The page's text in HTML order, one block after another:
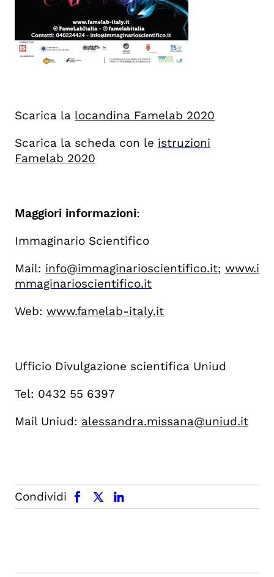
Scarica la locandina Famelab 2020
Scarica la scheda con le istruzioni
Famelab 2020
Maggiori informazioni:
Immaginario Scientifico
Mail: info@immaginarioscientifico.it; www.i
mmaginarioscientifico.it
Web: www.famelab-italy.it
Ufficio Divulgazione scientifica Uniud
Tel: 0432 55 6397
Mail Uniud: alessandra.missana@uniud.it
Condividi
facebook x.com linkedin